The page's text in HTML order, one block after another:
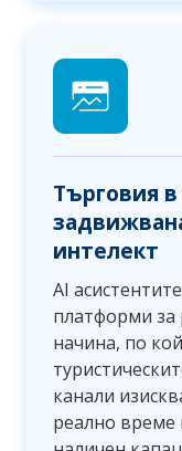
Търговия
интелект
AI
платформи за
начина, по
канали
реално време